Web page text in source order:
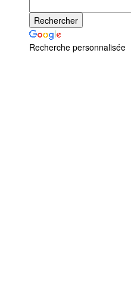
Recherche personnalisée